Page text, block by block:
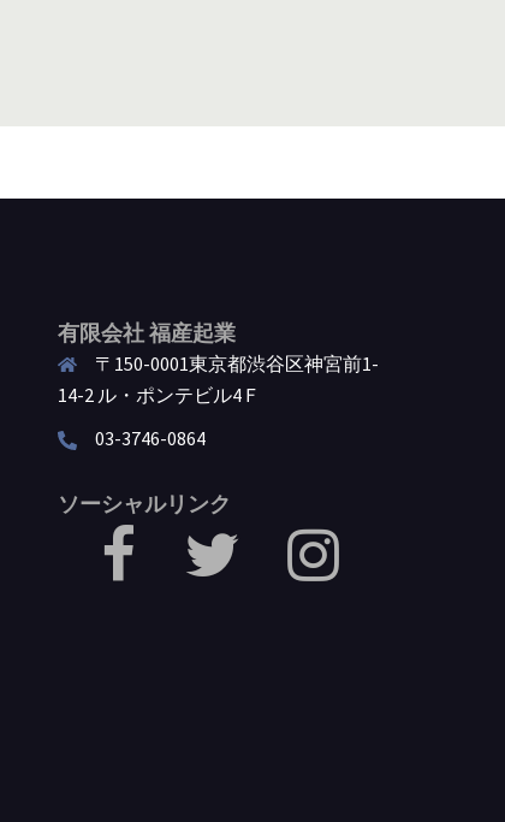
有限会社 福産起業
〒150-0001東京都渋谷区神宮前1-
14-2 ル・ポンテビル4Ｆ
03-3746-0864
ソーシャルリンク
facebook Twitter